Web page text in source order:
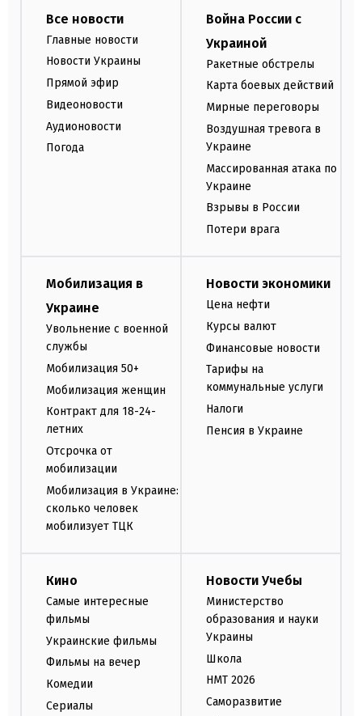
Все новости
Главные новости
Новости Украины
Прямой эфир
Видеоновости
Аудионовости
Погода
Война России с
Украиной
Ракетные обстрелы
Карта боевых действий
Мирные переговоры
Воздушная тревога в
Украине
Массированная атака по
Украине
Взрывы в России
Потери врага
Мобилизация в
Украине
Увольнение с военной
службы
Мобилизация 50+
Мобилизация женщин
Контракт для 18-24-
летних
Отсрочка от
мобилизации
Мобилизация в Украине:
сколько человек
мобилизует ТЦК
Новости экономики
Цена нефти
Курсы валют
Финансовые новости
Тарифы на
коммунальные услуги
Налоги
Пенсия в Украине
Кино
Самые интересные
фильмы
Украинские фильмы
Фильмы на вечер
Комедии
Сериалы
Новости Учебы
Министерство
образования и науки
Украины
Школа
НМТ 2026
Саморазвитие